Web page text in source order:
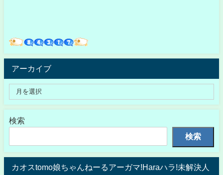
アーカイブ
検索
検索
カオスtomo娘ちゃんねーるアーガマ!Haraハラ!未解決人